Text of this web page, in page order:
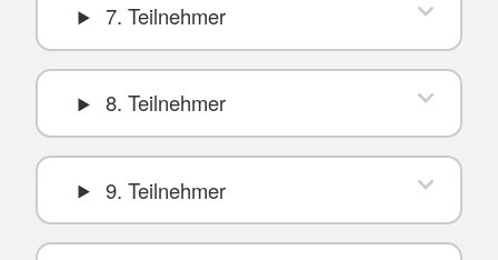
7. Teilnehmer
8. Teilnehmer
9. Teilnehmer